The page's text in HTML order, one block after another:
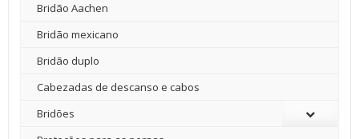
Bridão Aachen
Bridão mexicano
Bridão duplo
Cabezadas de descanso e cabos
Bridões